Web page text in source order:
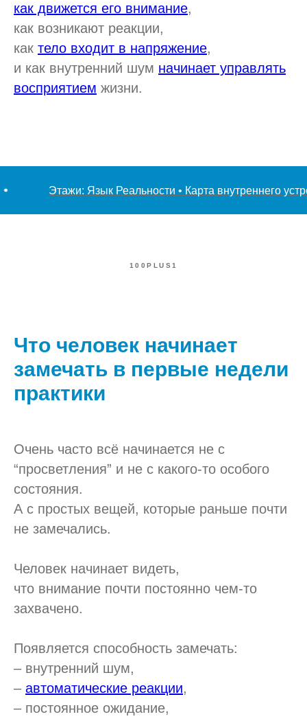
как движется его внимание,
как возникают реакции,
как тело входит в напряжение,
и как внутренний шум начинает управлять
восприятием жизни.
Этажи: Язык Реальности • Карта внутреннего
100PLUS1
Что человек начинает
замечать в первые недели
практики
Очень часто всё начинается не с
“просветления” и не с какого-то особого
состояния.
А с простых вещей, которые раньше почти
не замечались.
Человек начинает видеть,
что внимание почти постоянно чем-то
захвачено.
Появляется способность замечать:
– внутренний шум,
– автоматические реакции,
– постоянное ожидание,